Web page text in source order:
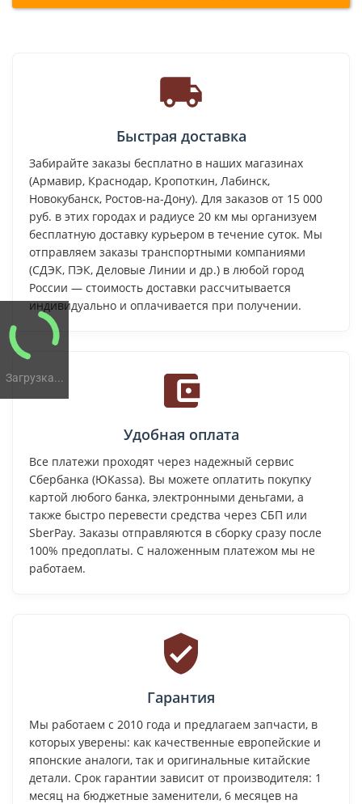
Загрузка...
Быстрая доставка
Забирайте заказы бесплатно в наших магазинах
(Армавир, Краснодар, Кропоткин, Лабинск,
Новокубанск, Ростов-на-Дону). Для заказов от 15 000
руб. в этих городах и радиусе 20 км мы организуем
бесплатную доставку курьером в течение суток. Мы
отправляем заказы транспортными компаниями
(СДЭК, ПЭК, Деловые Линии и др.) в любой город
России — стоимость доставки рассчитывается
индивидуально и оплачивается при получении.
Удобная оплата
Все платежи проходят через надежный сервис
Сбербанка (ЮKassa). Вы можете оплатить покупку
картой любого банка, электронными деньгами, а
также быстро перевести средства через СБП или
SberPay. Заказы отправляются в сборку сразу после
100% предоплаты. С наложенным платежом мы не
работаем.
Гарантия
Мы работаем с 2010 года и предлагаем запчасти, в
которых уверены: как качественные европейские и
японские аналоги, так и оригинальные китайские
детали. Срок гарантии зависит от производителя: 1
месяц на бюджетные заменители, 6 месяцев на